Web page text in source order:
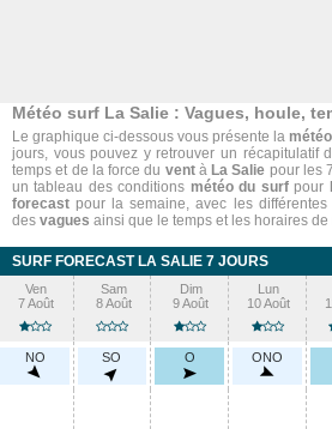
Météo surf La Salie : Vagues, houle,
Le graphique ci-dessous vous présente la météo
jours, vous pouvez y retrouver un récapitulatif
temps et de la force du ventàLa Salie pour les
un tableau des conditions météo du surfpour
forecast pour la semaine, avec les différentes
des vagues ainsi que le temps et les horaires de
SURF FORECAST LA SALIE 7 JOURS
Ven
7 Août
Sam
8 Août
Dim
9 Août
Lun
10 Août
NO SO O ONO